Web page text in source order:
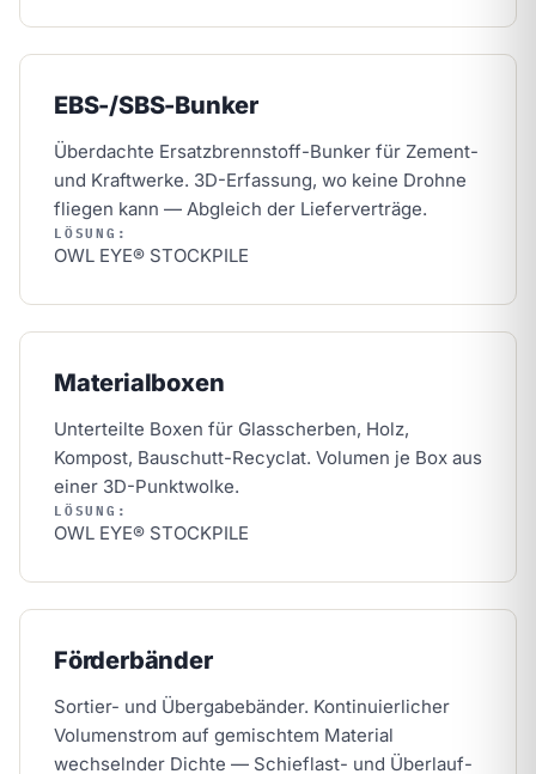
EBS-/SBS-Bunker
Überdachte Ersatzbrennstoff-Bunker für Zement-
und Kraftwerke. 3D-Erfassung, wo keine Drohne
fliegen kann — Abgleich der Lieferverträge.
LÖSUNG:
OWL EYE® STOCKPILE
Materialboxen
Unterteilte Boxen für Glasscherben, Holz,
Kompost, Bauschutt-Recyclat. Volumen je Box aus
einer 3D-Punktwolke.
LÖSUNG:
OWL EYE® STOCKPILE
Förderbänder
Sortier- und Übergabebänder. Kontinuierlicher
Volumenstrom auf gemischtem Material
wechselnder Dichte — Schieflast- und Überlauf-